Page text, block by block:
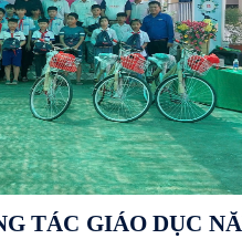
TÁC GIÁO DỤC